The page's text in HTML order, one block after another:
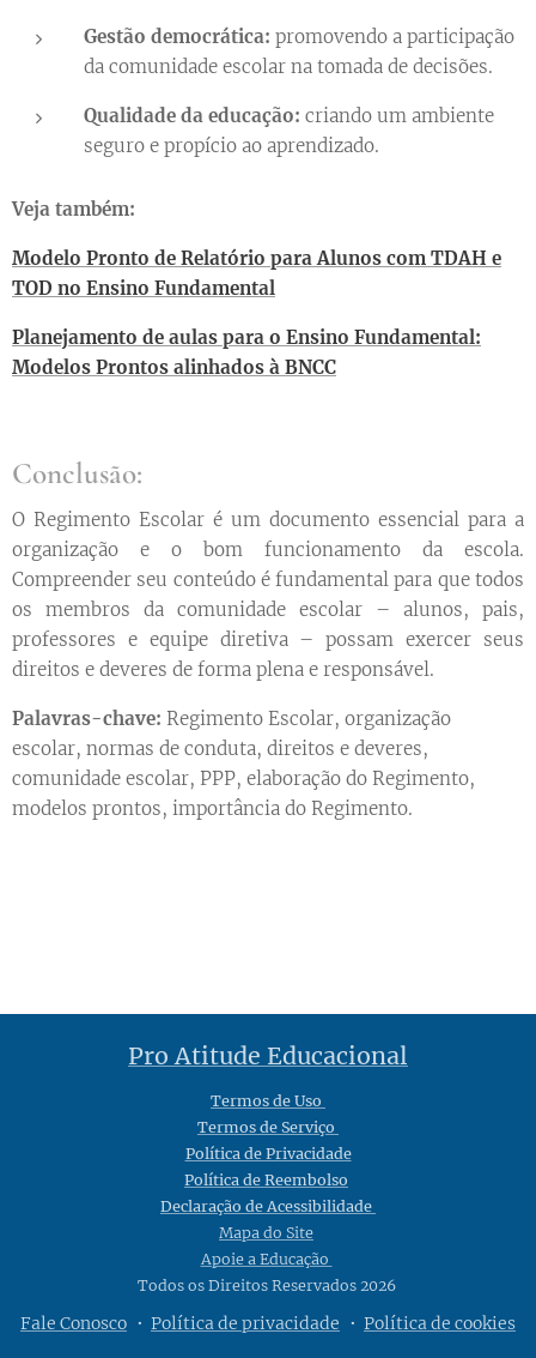
Gestão democrática: promovendo a participação
da comunidade escolar na tomada de decisões.
Qualidade da educação: criando um ambiente
seguro e propício ao aprendizado.
Veja também:
Modelo Pronto de Relatório para Alunos com TDAH e
TOD no Ensino Fundamental
Planejamento de aulas para o Ensino Fundamental:
Modelos Prontos alinhados à BNCC
Conclusão:
O Regimento Escolar é um documento essencial para a
organização e o bom funcionamento da escola.
Compreender seu conteúdo é fundamental para que todos
os membros da comunidade escolar – alunos, pais,
professores e equipe diretiva – possam exercer seus
direitos e deveres de forma plena e responsável.
Palavras-chave: Regimento Escolar, organização
escolar, normas de conduta, direitos e deveres,
comunidade escolar, PPP, elaboração do Regimento,
modelos prontos, importância do Regimento.
Pro Atitude Educacional
Termos de Uso
Termos de Serviço
Política de Privacidade
Política de Reembolso
Declaração de Acessibilidade
Mapa do Site
Apoie a Educação
Todos os Direitos Reservados 2026
Fale Conosco Política de privacidade Política de cookies